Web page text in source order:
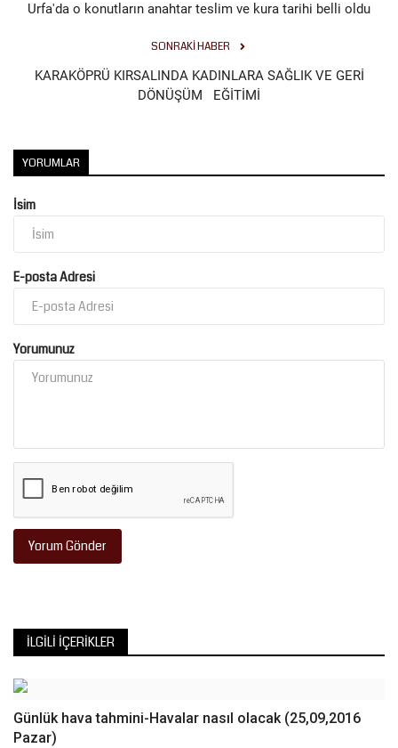
Sağlık
Urfa'da o konutların anahtar teslim ve kura tarihi belli oldu
SONRAKI HABER
KARAKÖPRÜ KIRSALINDA KADINLARA SAĞLIK VE GERİ
DÖNÜŞÜM EĞİTİMİ
YORUMLAR
İsim
E-posta Adresi
Yorumunuz
Yorum Gönder
İLGILI İÇERIKLER
Günlük hava tahmini-Havalar nasıl olacak (25,09,2016
Pazar)